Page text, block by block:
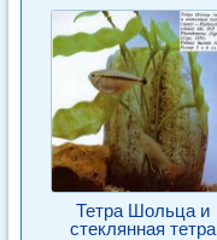
Тетра Шольца и
стеклянная тетра